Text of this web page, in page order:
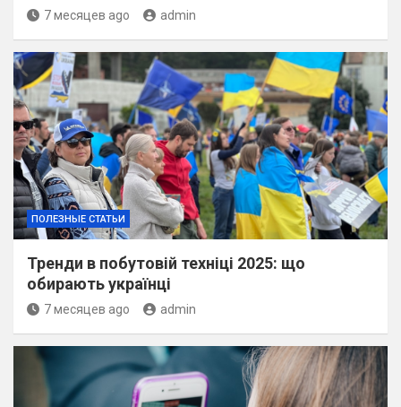
7 месяцев ago admin
ПОЛЕЗНЫЕ СТАТЬИ
Тренди в побутовій техніці 2025: що
обирають українці
7 месяцев ago admin